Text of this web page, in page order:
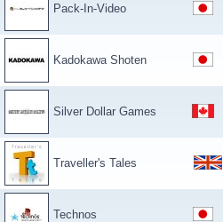
Pack-In-Video
Kadokawa Shoten
Silver Dollar Games
Traveller's Tales
Technos